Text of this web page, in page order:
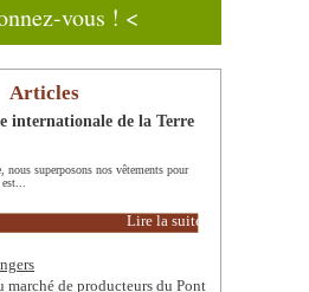
vous ! <
Articles
internationale de la Terre
nous superposons nos vêtements pour
Lire la suite
marché de producteurs du Pont